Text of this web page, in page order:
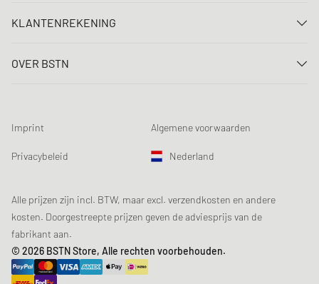
FAQ
Loyalty Program
Productveiligheid
KLANTENREKENING
Registreren
Aanmelden nieuwsbrief
Gegevenscontrole
OVER BSTN
Chronicles
Sustainability
Studentenkorting: EDiU
Imprint Algemene voorwaarden
Privacybeleid Nederland
Alle prijzen zijn incl. BTW, maar excl. verzendkosten en andere
kosten. Doorgestreepte prijzen geven de adviesprijs van de
fabrikant aan.
© 2026 BSTN Store, Alle rechten voorbehouden.